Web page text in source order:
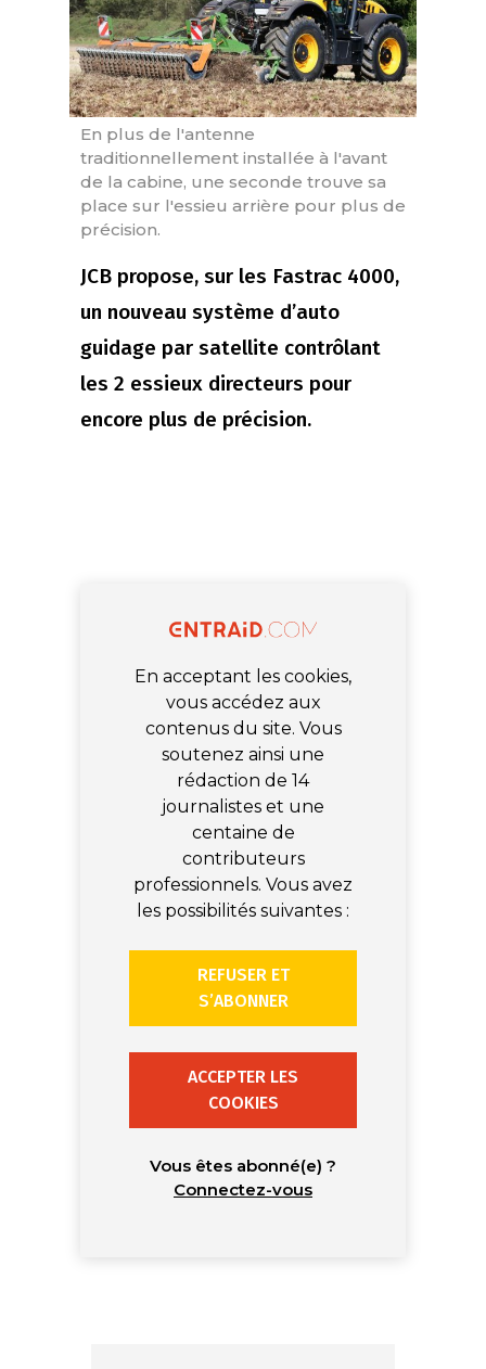
En plus de l'antenne
traditionnellement installée à l'avant
de la cabine, une seconde trouve sa
place sur l'essieu arrière pour plus de
précision.
JCB propose, sur les Fastrac 4000,
un nouveau système d’auto
guidage par satellite contrôlant
les 2 essieux directeurs pour
encore plus de précision.
En acceptant les cookies,
vous accédez aux
contenus du site. Vous
soutenez ainsi une
rédaction de 14
journalistes et une
centaine de
contributeurs
professionnels. Vous avez
les possibilités suivantes :
REFUSER ET
S’ABONNER
ACCEPTER LES
COOKIES
Vous êtes abonné(e) ?
Connectez-vous